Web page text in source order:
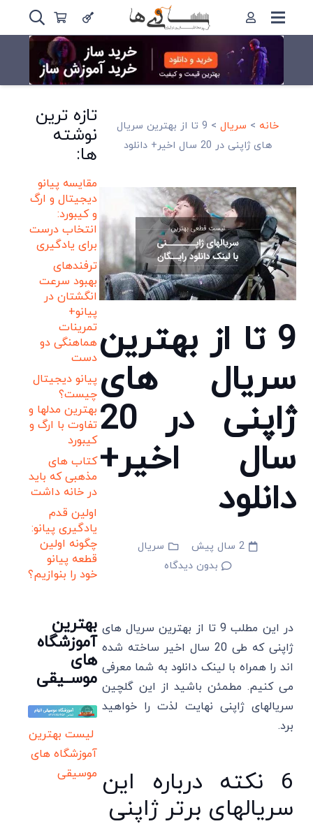
خانه > سریال >
9 تا از بهترین سریال
های ژاپنی در 20 سال اخیر+ دانلود
9 تا از بهترین
سریال های
ژاپنی در 20
سال اخیر+
دانلود
2 سال پیش
سریال
بدون دیدگاه
در این مطلب 9 تا از بهترین سریال های
ژاپنی که طی 20 سال اخیر ساخته شده
اند را همراه با لینک دانلود به شما معرفی
می کنیم. مطمئن باشید از این گلچین
سریالهای ژاپنی نهایت لذت را خواهید
برد.
6 نکته درباره این
سریالهای برتر ژاپنی
تازه ترین
نوشته
ها:
مقایسه پیانو
دیجیتال و ارگ
و کیبورد:
انتخاب درست
برای یادگیری
ترفندهای
بهبود سرعت
انگشتان در
پیانو+
تمرینات
هماهنگی دو
دست
پیانو دیجیتال
چیست؟
بهترین مدلها و
تفاوت با ارگ و
کیبورد
کتاب های
مذهبی که باید
در خانه داشت
اولین قدم
یادگیری پیانو:
چگونه اولین
قطعه پیانو
خود را بنوازیم؟
بهترین
آموزشگاه
های
موســیقی
لیست بهترین
آموزشگاه های
موسیقی
سریال